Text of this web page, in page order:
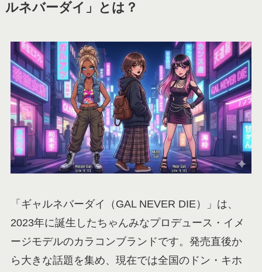
ルネバーダイ」とは？
「ギャルネバーダイ（GAL NEVER DIE）」は、
2023年に誕生したちゃんみなプロデュース・イメ
ージモデルのカラコンブランドです。発売直後か
ら大きな話題を集め、現在では全国のドン・キホ